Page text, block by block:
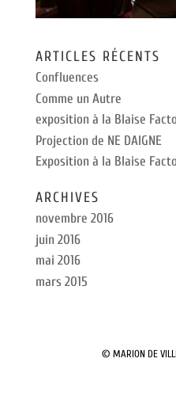
ARTICLES RÉCENTS
Confluences
Comme un Autre
exposition à la Blaise
Projection de NE DAIGNE
Exposition à la Blaise
ARCHIVES
novembre 2016
juin 2016
mai 2016
mars 2015
© MARION DE